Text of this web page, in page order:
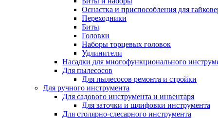
Оснастка и приспособления для
Переходники
Биты
Головки
Наборы торцевых головок
Удлинители
Насадки для многофункционального
Для пылесосов
Для пылесосов ремонта и стройки
Для ручного инструмента
Для садового инструмента и инвентаря
Для заточки и шлифовки инструмента
Для столярно-слесарного инструмента